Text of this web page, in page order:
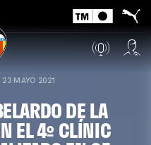
23 MAYO 2021
DE LA
EL 4º CLÍNIC